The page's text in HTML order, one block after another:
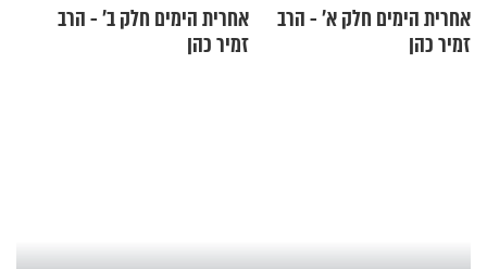
אחרית הימים חלק א’ - הרב
זמיר כהן
אחרית הימים חלק ב’ - הרב
זמיר כהן